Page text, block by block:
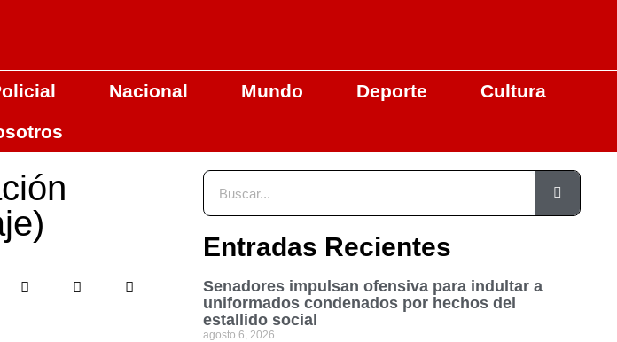
Nacional Mundo Deporte
Cultura
Entradas Recientes
Senadores impulsan ofensiva para indultar a
uniformados condenados por hechos del
estallido social
agosto 6, 2026